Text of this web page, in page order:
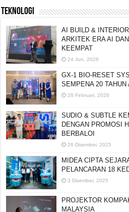
TEKNOLOGI
AI BUILD &
ARKITEK ERA AI
KEEMPAT
24 Jun, 2026
GX-1 BIO-RESET
SEMPENA 20 TAHUN
28 Februari, 2026
SUDIO & SUBTLE
DENGAN PROMOSI
BERBALOI
26 Disember, 2025
MIDEA CIPTA
PELANCARAN 18
3 Disember, 2025
PROJEKTOR
MALAYSIA